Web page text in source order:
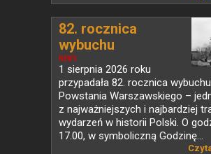
NEWS
82. rocznica
wybuchu
Powstania...
1 sierpnia 2026 roku
przypadała 82. rocznica wybuchu
Powstania Warszawskiego –
z najważniejszych i najbardziej
wydarzeń w historii Polski. O
17.00, w symboliczną Godzinę...